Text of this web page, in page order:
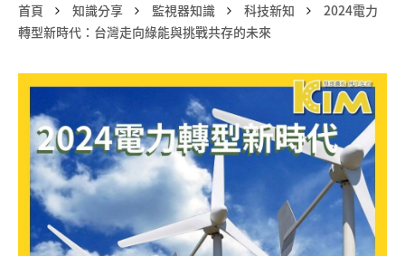
首頁 知識分享 監視器知識 科技新知
2024電力
轉型新時代：台灣走向綠能與挑戰共存的未來